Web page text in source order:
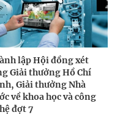
lập Hội đồng xét
Giải thưởng Hồ Chí
Giải thưởng Nhà
về khoa học và công
đợt 7